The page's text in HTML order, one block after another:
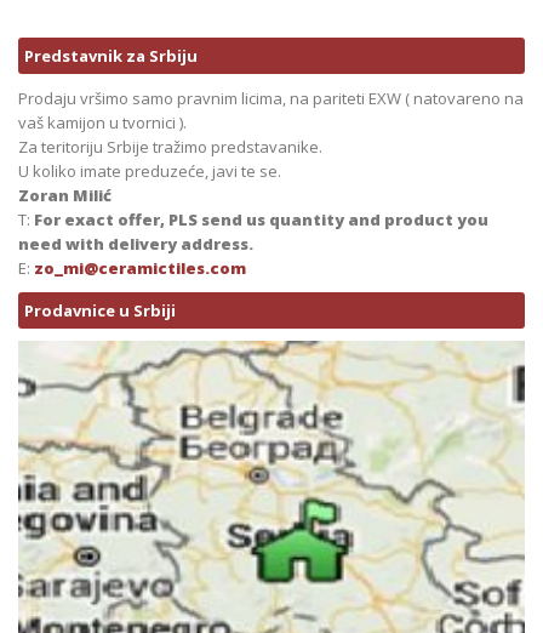
Predstavnik za Srbiju
Prodaju vršimo samo pravnim licima, na pariteti EXW ( natovareno na
vaš kamijon u tvornici ).
Za teritoriju Srbije tražimo predstavanike.
U koliko imate preduzeće, javi te se.
Zoran Milić
T: For exact offer, PLS send us quantity and product you
need with delivery address.
E: zo_mi@ceramictiles.com
Prodavnice u Srbiji